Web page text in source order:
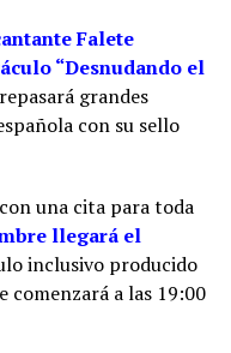
Falete
“Desnudando el
grandes
con su sello
una cita para toda
llegará el
inclusivo producido
comenzará a las 19:00